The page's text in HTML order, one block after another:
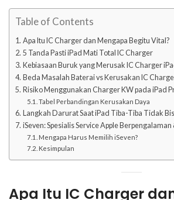
Table of Contents
Apa Itu IC Charger dan Mengapa Begitu Vital?
5 Tanda Pasti iPad Mati Total IC Charger
Kebiasaan Buruk yang Merusak IC Charger
Beda Masalah Baterai vs Kerusakan IC
Risiko Menggunakan Charger KW pada iPad
Tabel Perbandingan Kerusakan Daya
Langkah Darurat Saat iPad Tiba-Tiba Tidak
iSeven: Spesialis Service Apple
Mengapa Harus Memilih iSeven?
Kesimpulan
Apa Itu IC Charger